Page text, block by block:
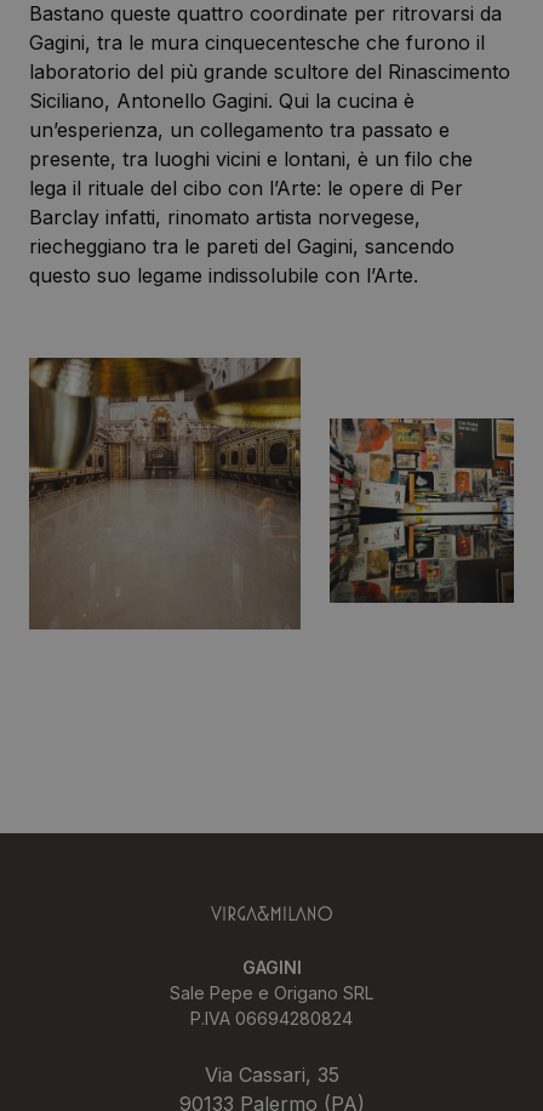
Bastano queste quattro coordinate per ritrovarsi da
Gagini, tra le mura cinquecentesche che furono il
laboratorio del più grande scultore del Rinascimento
Siciliano, Antonello Gagini. Qui la cucina è
un’esperienza, un collegamento tra passato e
presente, tra luoghi vicini e lontani, è un filo che
lega il rituale del cibo con l’Arte: le opere di Per
Barclay infatti, rinomato artista norvegese,
riecheggiano tra le pareti del Gagini, sancendo
questo suo legame indissolubile con l’Arte.
GAGINI
Sale Pepe e Origano SRL
P.IVA 06694280824
Via Cassari, 35
90133 Palermo (PA)